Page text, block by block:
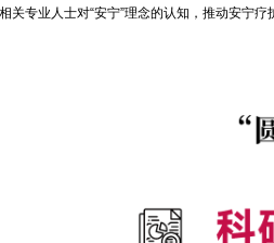
关专业人士对“安宁”理念的认知，推动安宁